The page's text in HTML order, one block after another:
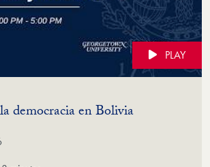
PLAY
democracia en Bolivia(Video)